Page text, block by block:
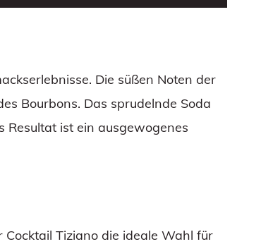
Die süßen Noten der
Bourbons. Das sprudelnde Soda
Resultat ist ein ausgewogenes
Tiziano die ideale Wahl für